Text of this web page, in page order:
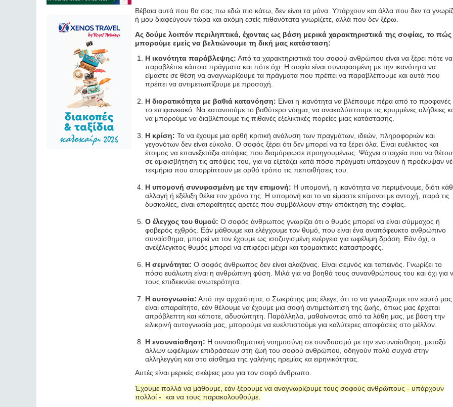
Βέβαια αυτά που θα σας πω εδώ πιο κάτω, δεν είναι τα μόνα. Υπάρχουν και άλλα που δεν τα
ή μου διαφεύγουν τώρα και ακόμη εσείς πιθανότατα γνωρίζετε, αλλά που δεν ξέρω.
Ας δούμε λοιπόν περιληπτικά, έχοντας ως βάση μερικά χαρακτηριστικά της σοφίας, το πώς
μπορούμε εμείς να βελτιώνουμε τη δική μας κατάσταση:
Η ικανότητα παράβλεψης: Από τα χαρακτηριστικά του σοφού ανθρώπου είναι να ξέρει πότε να
παραβλέπει κάποια πράγματα και πότε όχι. Η σοφία είναι συνυφασμένη με την ικανότητα να
είμαστε σε θέση να αναγνωρίζουμε τα πράγματα που πρέπει να παραβλέπουμε και αυτά που
πρέπει να αντιμετωπίζουμε με προσοχή.
Η διορατικότητα με βαθιά κατανόηση: Είναι η ικανότητα να βλέπουμε πέρα από το προφανές
το επιφανειακό. Να κατανοούμε το βαθύτερο νόημα, να ανακαλύπτουμε τις κρυμμένες αλήθειες
να μπορούμε να διαβλέπουμε τις πιθανές εξελικτικές πορείες μιας κατάστασης.
Η κρίση: Το να έχουμε μια ορθή κριτική ανάλυση των πραγμάτων, ιδεών, πληροφοριών και
γεγονότων δεν είναι εύκολο. Ο σοφός ξέρει ότι δεν μπορεί να τα ξέρει όλα. Είναι ευέλικτος και
έτοιμος να επανεξετάζει απόψεις που διαμόρφωσε προηγουμένως. Ψάχνει στοιχεία που να
σε αμφισβήτηση τις απόψεις του, για να εξετάζει κατά πόσο πράγματι υπάρχουν ή προέκυψαν
τεκμήρια που απορρίπτουν με ορθό τρόπο τις πεποιθήσεις του.
Η υπομονή συνυφασμένη με την επιμονή: Η υπομονή, η ικανότητα να περιμένουμε, διότι
αλλαγή ή εξέλιξη θέλει τον χρόνο της. Η υπομονή και το να είμαστε επίμονοι με αντοχή, παρά τις
δυσκολίες, είναι απαραίτητες αρετές που συμβάλλουν στην απόκτηση της σοφίας.
Ο έλεγχος του θυμού: Ο σοφός άνθρωπος γνωρίζει ότι ο θυμός μπορεί να είναι σύμμαχος ή
φοβερός εχθρός. Εάν μάθουμε και ελέγχουμε τον θυμό, που είναι ένα αναπόφευκτο ανθρώπινο
συναίσθημα, μπορεί να τον έχουμε ως ισοζυγισμένη ενέργεια για ωφέλιμη δράση. Εάν όχι, ο
ανεξέλεγκτος θυμός μπορεί να επιφέρει μέχρι και τρομακτικές καταστροφές.
Η σεμνότητα: Ο σοφός άνθρωπος δεν είναι αλαζόνας. Είναι σεμνός και ταπεινός. Γνωρίζει το
πόσο ευάλωτη είναι η ανθρώπινη φύση. Μιλά για να βοηθά τους συνανθρώπους του και όχι για
τους επιδεικνύει ανωτερότητα.
Η αυτογνωσία: Από την αρχαιότητα, ο Σωκράτης μας έλεγε, ότι το να γνωρίζουμε τον εαυτό μας
είναι απαραίτητο, εάν θέλουμε να έχουμε μια σοφή αντιμετώπιση της ζωής, όπως μας έρχεται
απρόβλεπτη και κάποτε, αδυσώπητη. Παράλληλα, μαθαίνοντας από τα λάθη μας, με βάση την
ειλικρινή αυτογνωσία μας, μπορούμε να ευελπιστούμε για καλύτερες αποφάσεις στο μέλλον.
Η ενσυναίσθηση: Η συναισθηματική νοημοσύνη σε συνδυασμό με την ενσυναίσθηση, μεταξύ
άλλων ωφέλιμων επιδράσεων στη ζωή του σοφού ανθρώπου, οδηγούν πολύ συχνά στην
αλληλεγγύη και στο αίσθημα της γαλήνης ηρεμίας κα ειρηνικότητας.
Αυτές είναι μερικές σκέψεις μου για τον σοφό άνθρωπο.
Έχουμε πολλά να μάθουμε, εάν ξέρουμε να αναγνωρίζουμε τους σοφούς ανθρώπους - υπάρχουν
πολλοί - και να τους παρακολουθούμε.